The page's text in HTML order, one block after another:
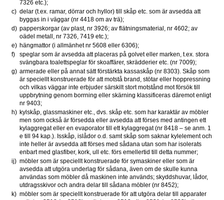
7326 etc.);
c) delar (t.ex. ramar, dörrar och hyllor) till skåp etc. som är avsedda att
byggas in i väggar (nr 4418 om av trä);
d) papperskorgar (av plast, nr 3926; av flätningsmaterial, nr 4602; av
oädel metall, nr 7326, 7419 etc.);
e) hängmattor (i allmänhet nr 5608 eller 6306);
f)
speglar som är avsedda att placeras på golvet eller marken, t.ex. stora
svängbara toalettspeglar för skoaffärer, skrädderier etc. (nr 7009);
g) armerade eller på annat sätt förstärkta kassaskåp (nr 8303). Skåp som
är speciellt konstruerade för att motstå brand, stötar eller hoppressning
och vilkas väggar inte erbjuder särskilt stort motstånd mot försök till
uppbrytning genom borrning eller skärning klassificeras däremot enligt
nr 9403;
h) kylskåp, glassmaskiner etc., dvs. skåp etc. som har karaktär av möbler
men som också är försedda eller avsedda att förses med antingen ett
kylaggregat eller en evaporator till ett kylaggregat (nr 8418 – se anm. 1
e till 94 kap.). Isskåp, islådor o.d. samt skåp som saknar kylelement och
inte heller är avsedda att förses med sådana utan som har isolerats
enbart med glasfiber, kork, ull etc. förs emellertid till detta nummer;
ij) möbler som är speciellt konstruerade för symaskiner eller som är
avsedda att utgöra underlag för sådana, även om de skulle kunna
användas som möbler då maskinen inte används; skyddshuvar, lådor,
utdragsskivor och andra delar till sådana möbler (nr 8452);
k) möbler som är speciellt konstruerade för att utgöra delar till apparater